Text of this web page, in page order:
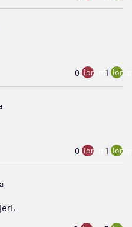
0 ion:minus
1
0 ion:minus
1